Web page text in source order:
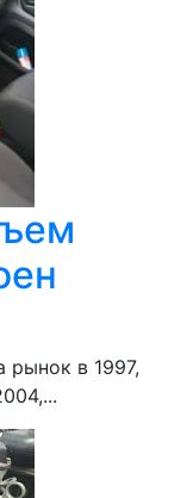
рынок в 1997,